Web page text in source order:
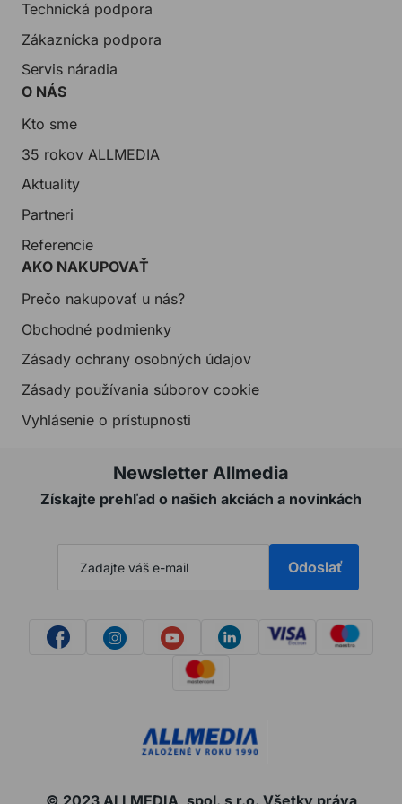
Technická podpora
Zákaznícka podpora
Servis náradia
O NÁS
Kto sme
35 rokov ALLMEDIA
Aktuality
Partneri
Referencie
AKO NAKUPOVAŤ
Prečo nakupovať u nás?
Obchodné podmienky
Zásady ochrany osobných údajov
Zásady používania súborov cookie
Vyhlásenie o prístupnosti
Newsletter Allmedia
Získajte prehľad o našich akciách a novinkách
Odoslať
© 2023 ALLMEDIA, spol. s r.o. Všetky práva